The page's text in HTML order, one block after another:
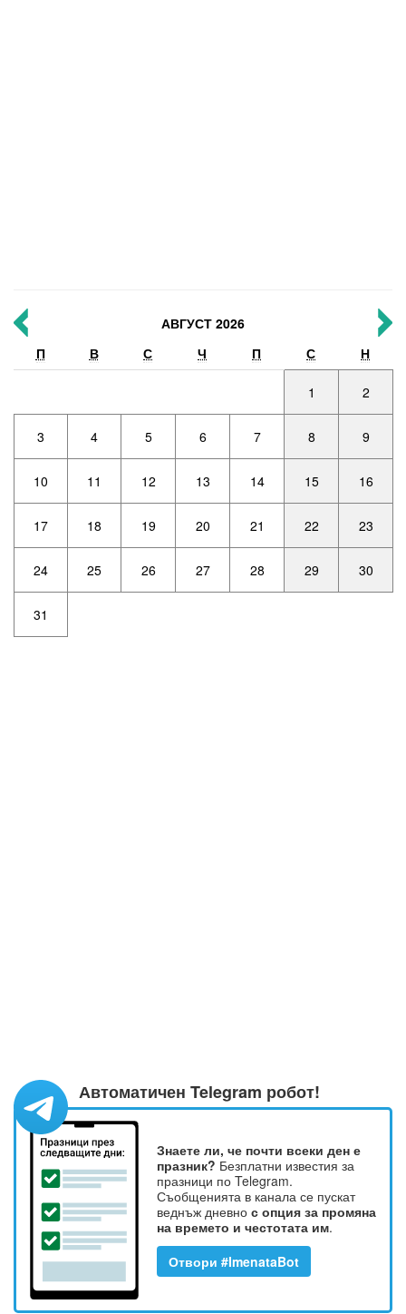
АВГУСТ 2026
П
В С Ч П С Н
1 2
3 4 5 6 7 8 9
10 11 12 13 14 15 16
17 18 19 20 21 22 23
24 25 26 27 28 29 30
31
Автоматичен Telegram робот!
Знаете ли, че почти всеки ден е
празник? Безплатни известия за
празници по Telegram.
Съобщенията в канала се пускат
веднъж дневно с опция за промяна
на времето и честотата им.
Отвори #ImenataBot